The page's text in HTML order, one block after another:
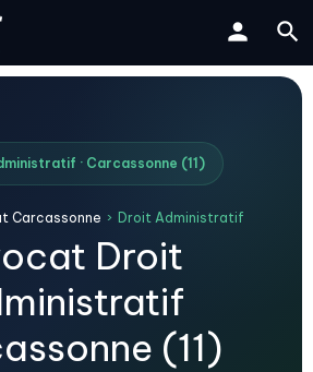
· Carcassonne (11)
Carcassonne › Droit Administratif
Droit
(11)